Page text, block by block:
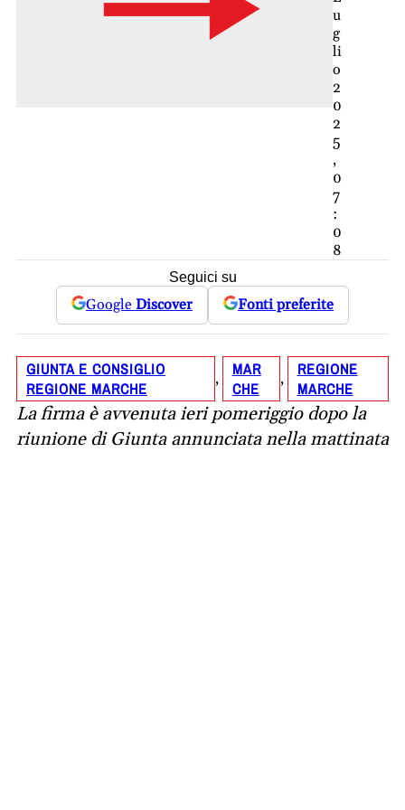
u
g
li
o
2
0
2
5
,
0
7
:
0
8
Seguici su
Google Discover Fonti preferite
GIUNTA E CONSIGLIO
REGIONE MARCHE
,
MAR
CHE
,
REGIONE
MARCHE
La firma è avvenuta ieri pomeriggio dopo la
riunione di Giunta annunciata nella mattinata